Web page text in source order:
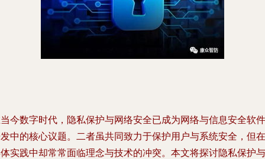
今数字时代，隐私保护与网络安全已成为网络与信息安全软件
中的核心议题。二者虽共同致力于保护用户与系统安全，但在
实践中却常常面临理念与技术的冲突。本文将探讨隐私保护与